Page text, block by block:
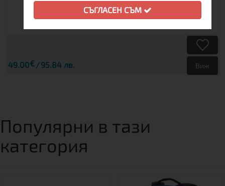
49.00€ 95.84 лв. Виж
Популярни в тази
категория
СЪГЛАСЕН СЪМ